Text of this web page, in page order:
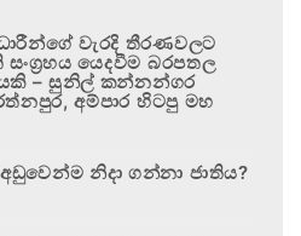
වැරදි තීරණවලට
යෙදවීම බරපතල
– සුනිල් කන්නන්ගර
අම්පාර හිටපු මහ
නිදා ගන්නා ජාතිය?